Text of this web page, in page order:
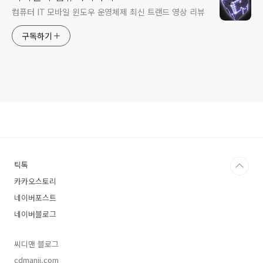
컴퓨터 IT 모바일 윈도우 운영체제 최신 트랜드 영상 리뷰
구독하기
틱톡
카카오스토리
네이버포스트
네이버블로그
씨디맨 블로그
cdmanii.com